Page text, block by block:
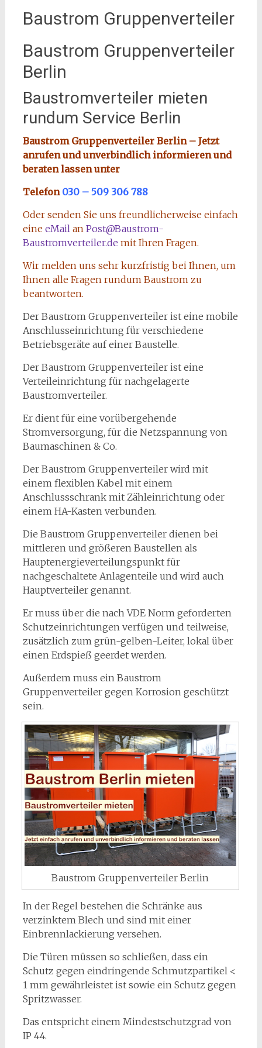
Baustrom Gruppenverteiler
Baustrom Gruppenverteiler
Berlin
Baustromverteiler mieten
rundum Service Berlin
Baustrom Gruppenverteiler Berlin – Jetzt
anrufen und unverbindlich informieren und
beraten lassen unter
Telefon 030 – 509 306 788
Oder senden Sie uns freundlicherweise einfach
eine eMailan Post@Baustrom-
Baustromverteiler.de mit Ihren Fragen.
Wir melden uns sehr kurzfristig bei Ihnen, um
Ihnen alle Fragen rundum Baustrom zu
beantworten.
Der Baustrom Gruppenverteiler ist eine mobile
Anschlusseinrichtung für verschiedene
Betriebsgeräte auf einer Baustelle.
Der Baustrom Gruppenverteiler ist eine
Verteileinrichtung für nachgelagerte
Baustromverteiler.
Er dient für eine vorübergehende
Stromversorgung, für die Netzspannung von
Baumaschinen & Co.
Der Baustrom Gruppenverteiler wird mit
einem flexiblen Kabel mit einem
Anschlussschrank mit Zähleinrichtung oder
einem HA-Kasten verbunden.
Die Baustrom Gruppenverteiler dienen bei
mittleren und größeren Baustellen als
Hauptenergieverteilungspunkt für
nachgeschaltete Anlagenteile und wird auch
Hauptverteiler genannt.
Er muss über die nach VDE Norm geforderten
Schutzeinrichtungen verfügen und teilweise,
zusätzlich zum grün-gelben-Leiter, lokal über
einen Erdspieß geerdet werden.
Außerdem muss ein Baustrom
Gruppenverteiler gegen Korrosion geschützt
sein.
Baustrom Gruppenverteiler Berlin
In der Regel bestehen die Schränke aus
verzinktem Blech und sind mit einer
Einbrennlackierung versehen.
Die Türen müssen so schließen, dass ein
Schutz gegen eindringende Schmutzpartikel <
1 mm gewährleistet ist sowie ein Schutz gegen
Spritzwasser.
Das entspricht einem Mindestschutzgrad von
IP 44.